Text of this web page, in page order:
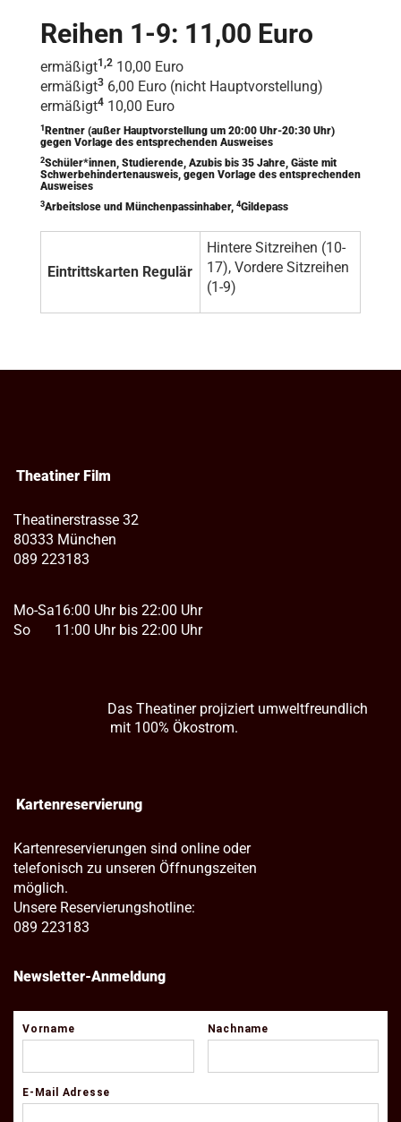
Reihen 1-9: 11,00 Euro
ermäßigt1,2 10,00 Euro
ermäßigt3 6,00 Euro (nicht Hauptvorstellung)
ermäßigt4 10,00 Euro
1 Rentner (außer Hauptvorstellung um 20:00 Uhr-20:30 Uhr)
gegen Vorlage des entsprechenden Ausweises
2Schüler*innen, Studierende, Azubis bis 35 Jahre, Gäste mit
Schwerbehindertenausweis, gegen Vorlage des entsprechenden
Ausweises
3Arbeitslose und Münchenpassinhaber, 4Gildepass
Eintrittskarten Regulär
Hintere Sitzreihen (10-
17), Vordere Sitzreihen
(1-9)
Theatiner Film
Theatinerstrasse 32
80333 München
089 223183
Mo-Sa
So
16:00 Uhr bis 22:00 Uhr
11:00 Uhr bis 22:00 Uhr
Das Theatiner projiziert umweltfreundlich
mit 100% Ökostrom.
Kartenreservierung
Kartenreservierungen sind online oder
telefonisch zu unseren Öffnungszeiten
möglich.
Unsere Reservierungshotline:
089 223183
Newsletter-Anmeldung